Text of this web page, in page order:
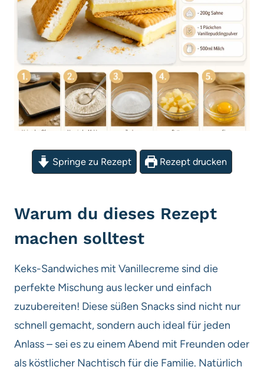
Springe zu Rezept Rezept drucken
Warum du dieses Rezept
machen solltest
Keks-Sandwiches mit Vanillecreme sind die
perfekte Mischung aus lecker und einfach
zuzubereiten! Diese süßen Snacks sind nicht nur
schnell gemacht, sondern auch ideal für jeden
Anlass – sei es zu einem Abend mit Freunden oder
als köstlicher Nachtisch für die Familie. Natürlich